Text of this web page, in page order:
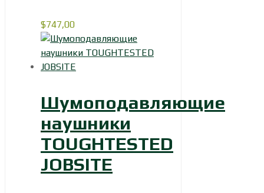
$747,00
Шумоподавляющие
наушники
TOUGHTESTED
JOBSITE